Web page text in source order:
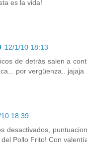
es la vida!
12/1/10 18:13
de detrás salen a
por vergüenza.. jajaja
18:39
desactivados,
Pollo Frito! Con